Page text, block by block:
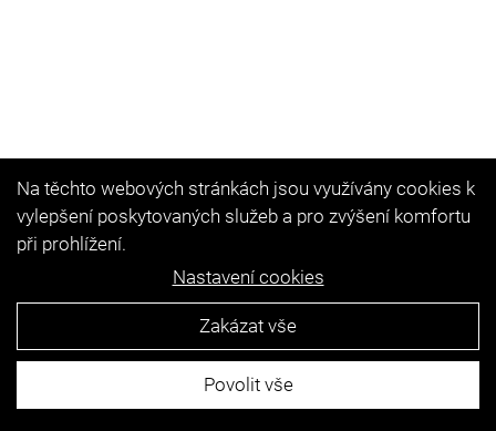
Na těchto webových stránkách jsou využívány cookies k
vylepšení poskytovaných služeb a pro zvýšení komfortu
při prohlížení.
Nastavení cookies
Zakázat vše
Povolit vše